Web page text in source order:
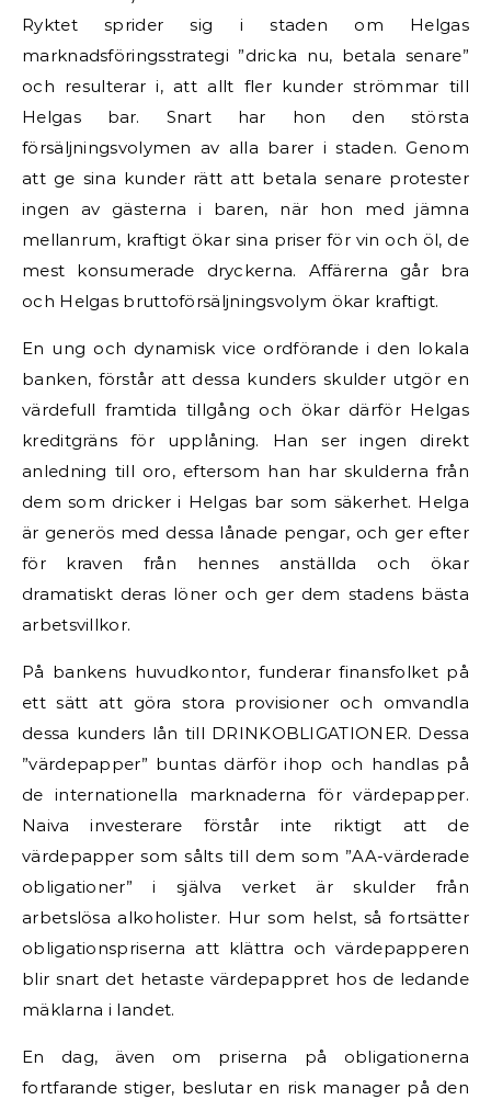
Ryktet sprider sig i staden om Helgas
marknadsföringsstrategi ”dricka nu, betala senare”
och resulterar i, att allt fler kunder strömmar till
Helgas bar. Snart har hon den största
försäljningsvolymen av alla barer i staden. Genom
att ge sina kunder rätt att betala senare protester
ingen av gästerna i baren, när hon med jämna
mellanrum, kraftigt ökar sina priser för vin och öl, de
mest konsumerade dryckerna. Affärerna går bra
och Helgas bruttoförsäljningsvolym ökar kraftigt.
En ung och dynamisk vice ordförande i den lokala
banken, förstår att dessa kunders skulder utgör en
värdefull framtida tillgång och ökar därför Helgas
kreditgräns för upplåning. Han ser ingen direkt
anledning till oro, eftersom han har skulderna från
dem som dricker i Helgas bar som säkerhet. Helga
är generös med dessa lånade pengar, och ger efter
för kraven från hennes anställda och ökar
dramatiskt deras löner och ger dem stadens bästa
arbetsvillkor.
På bankens huvudkontor, funderar finansfolket på
ett sätt att göra stora provisioner och omvandla
dessa kunders lån till DRINKOBLIGATIONER. Dessa
”värdepapper” buntas därför ihop och handlas på
de internationella marknaderna för värdepapper.
Naiva investerare förstår inte riktigt att de
värdepapper som sålts till dem som ”AA-värderade
obligationer” i själva verket är skulder från
arbetslösa alkoholister. Hur som helst, så fortsätter
obligationspriserna att klättra och värdepapperen
blir snart det hetaste värdepappret hos de ledande
mäklarna i landet.
En dag, även om priserna på obligationerna
fortfarande stiger, beslutar en risk manager på den